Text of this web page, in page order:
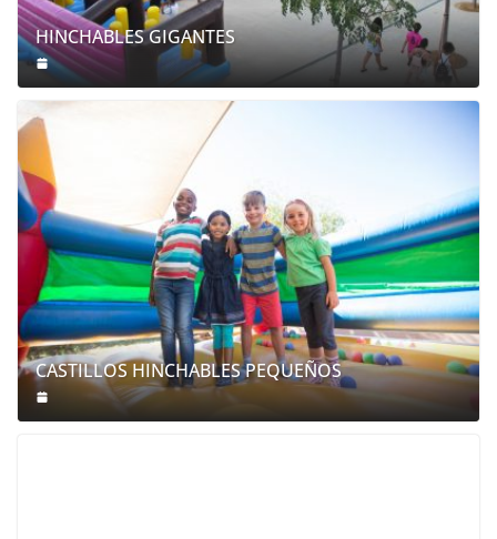
HINCHABLES GIGANTES
CASTILLOS HINCHABLES PEQUEÑOS